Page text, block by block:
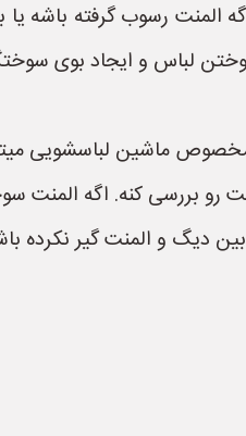
المنت رسوب گرفته باشه
لباس و ایجاد بوی
ماشین لباسشویی
رو بررسی کنه. اگه المنت
دیگ و المنت گیر نکرده